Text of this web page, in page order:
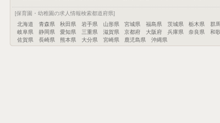
[保育園・幼稚園の求人情報検索都道府県]
北海道
青森県 秋田県 岩手県 山形県 宮城県 福島県 茨城県 栃木県
群
岐阜県
静岡県 愛知県 三重県 滋賀県 京都府 大阪府 兵庫県 奈良県
和
佐賀県
長崎県 熊本県 大分県 宮崎県 鹿児島県 沖縄県